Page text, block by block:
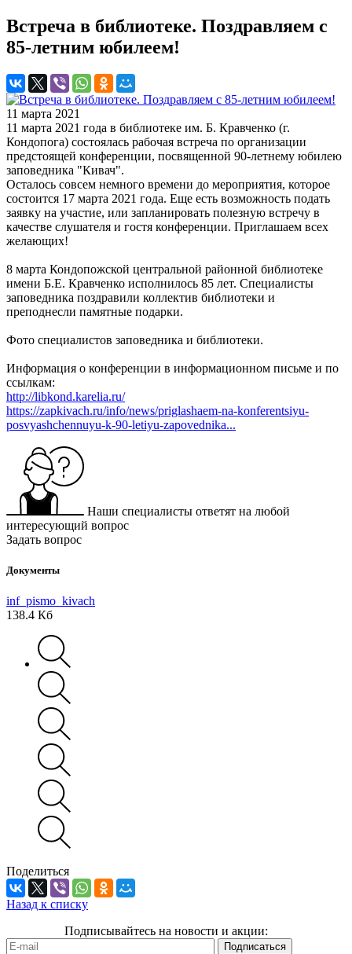
Встреча в библиотеке. Поздравляем с
85-летним юбилеем!
11 марта 2021
11 марта 2021 года в библиотеке им. Б. Кравченко (г.
Кондопога) состоялась рабочая встреча по организации
предстоящей конференции, посвященной 90-летнему юбилею
заповедника "Кивач".
Осталось совсем немного времени до мероприятия, которое
состоится 17 марта 2021 года. Еще есть возможность подать
заявку на участие, или запланировать полезную встречу в
качестве слушателя и гостя конференции. Приглашаем всех
желающих!
8 марта Кондопожской центральной районной библиотеке
имени Б.Е. Кравченко исполнилось 85 лет. Специалисты
заповедника поздравили коллектив библиотеки и
преподнесли памятные подарки.
Фото специалистов заповедника и библиотеки.
Информация о конференции в информационном письме и по
ссылкам:
http://libkond.karelia.ru/
https://zapkivach.ru/info/news/priglashaem-na-konferentsiyu-
posvyashchennuyu-k-90-letiyu-zapovednika...
Наши специалисты ответят на любой
интересующий вопрос
Задать вопрос
Документы
inf_pismo_kivach
138.4 Кб
Поделиться
Назад к списку
Подписывайтесь на новости и акции: